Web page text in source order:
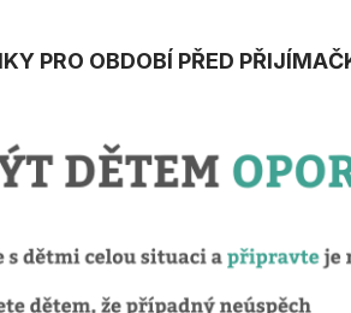
PRO OBDOBÍ PŘED